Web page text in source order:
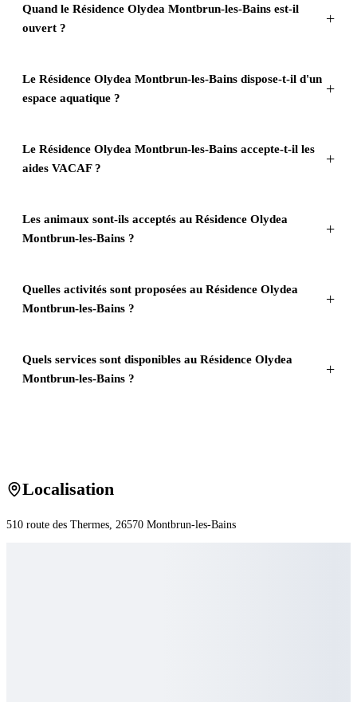
Quand le Résidence Olydea Montbrun-les-Bains est-il
ouvert ?
Le Résidence Olydea Montbrun-les-Bains dispose-t-il d'un
espace aquatique ?
Le Résidence Olydea Montbrun-les-Bains accepte-t-il les
aides VACAF ?
Les animaux sont-ils acceptés au Résidence Olydea
Montbrun-les-Bains ?
Quelles activités sont proposées au Résidence Olydea
Montbrun-les-Bains ?
Quels services sont disponibles au Résidence Olydea
Montbrun-les-Bains ?
Localisation
510 route des Thermes , 26570 Montbrun-les-Bains